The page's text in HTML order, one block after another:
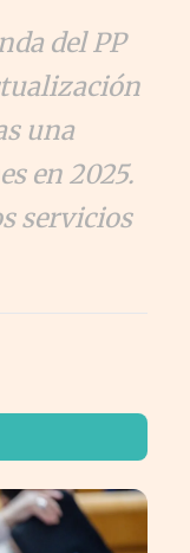
del PP
una
en 2025.
servicios